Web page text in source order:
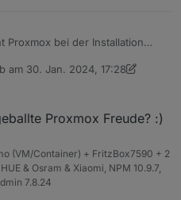
ich die 128GB komplett
Proxmox bei der Installation
am 30. Jan. 2024, 17:28
editiert von haselchen
Proxmox Freude? :)
(VM/Container) + FritzBox7590 + 2
& Osram & Xiaomi, NPM 10.9.7,
7.8.24